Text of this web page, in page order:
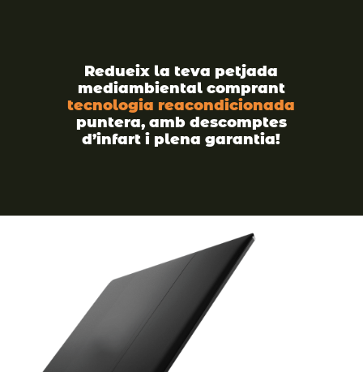
Redueix la teva petjada
mediambiental comprant
tecnologia reacondicionada
puntera, amb descomptes
d’infart i plena garantia!